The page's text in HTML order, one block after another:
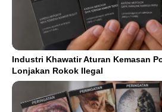
Industri Khawatir Aturan Kemasan
Lonjakan Rokok Ilegal